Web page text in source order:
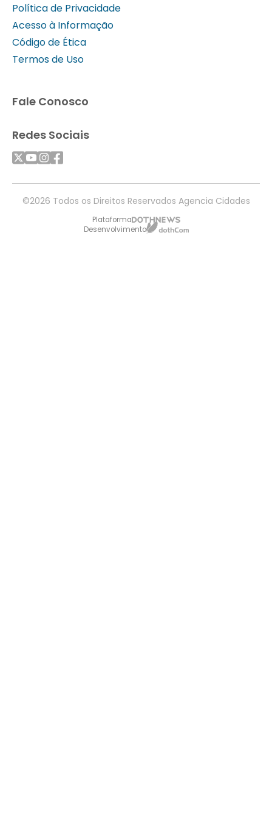
Política de Privacidade
Acesso à Informação
Código de Ética
Termos de Uso
Fale Conosco
Redes Sociais
©2026 Todos os Direitos Reservados Agencia Cidades
Plataforma
Desenvolvimento